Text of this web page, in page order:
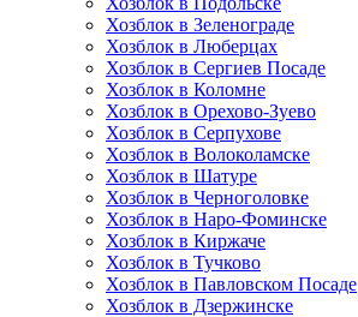
Хозблок в Зеленограде
Хозблок в Люберцах
Хозблок в Сергиев Посаде
Хозблок в Коломне
Хозблок в Орехово-Зуево
Хозблок в Серпухове
Хозблок в Волоколамске
Хозблок в Шатуре
Хозблок в Черноголовке
Хозблок в Наро-Фоминске
Хозблок в Киржаче
Хозблок в Тучково
Хозблок в Павловском Посаде
Хозблок в Дзержинске